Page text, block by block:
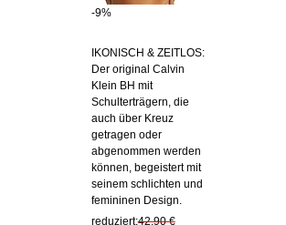
-9%
IKONISCH & ZEITLOS:
Der original Calvin
Klein BH mit
Schulterträgern, die
auch über Kreuz
getragen oder
abgenommen werden
können, begeistert mit
seinem schlichten und
femininen Design.
reduziert:42,90 €